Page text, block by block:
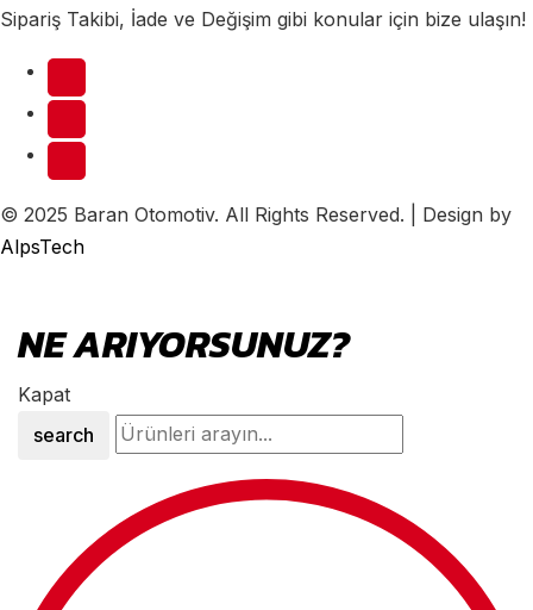
Sipariş Takibi, İade ve Değişim gibi konular için bize ulaşın!
© 2025 Baran Otomotiv. All Rights Reserved. | Design by
AlpsTech
NE ARIYORSUNUZ?
Kapat
search